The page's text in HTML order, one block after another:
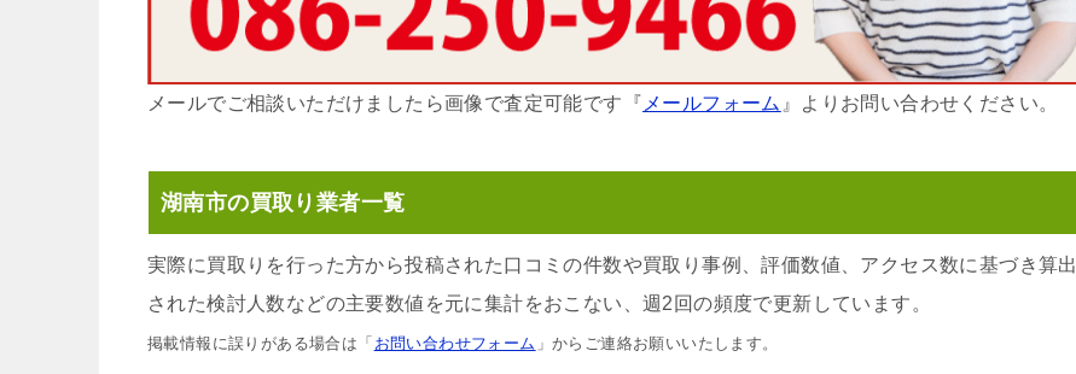
メールでご相談いただけましたら画像で査定可能です『 メールフォーム 』よりお問い合わせください。
湖南市の買取り業者一覧
実際に買取りを行った方から投稿された口コミの件数や買取り事例、評価数値、アクセス数に基づき算出
された検討人数などの主要数値を元に集計をおこない、週2回の頻度で更新しています。
掲載情報に誤りがある場合は「 お問い合わせフォーム 」からご連絡お願いいたします。